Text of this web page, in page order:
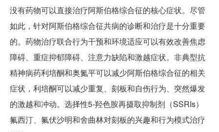
没有药物可以直接治疗阿斯伯格综合征的核心症状。尽管
如此，针对阿斯伯格综合征共病的诊断和治疗是十分重要
的。药物治疗联合行为干预和环境适应可以有效改善焦虑
障碍、重症抑郁障碍、注意力缺陷和激越症状。非典型抗
精神病药利培酮和奥氮平可以减少阿斯伯格综合征的相关
症状，利培酮可以减少重复、刻板和自伤行为、突然爆发
的激越和冲动。选择性5-羟色胺再摄取抑制剂（SSRIs）
氟西汀、氟伏沙明和舍曲林对刻板的兴趣和行为模式治疗